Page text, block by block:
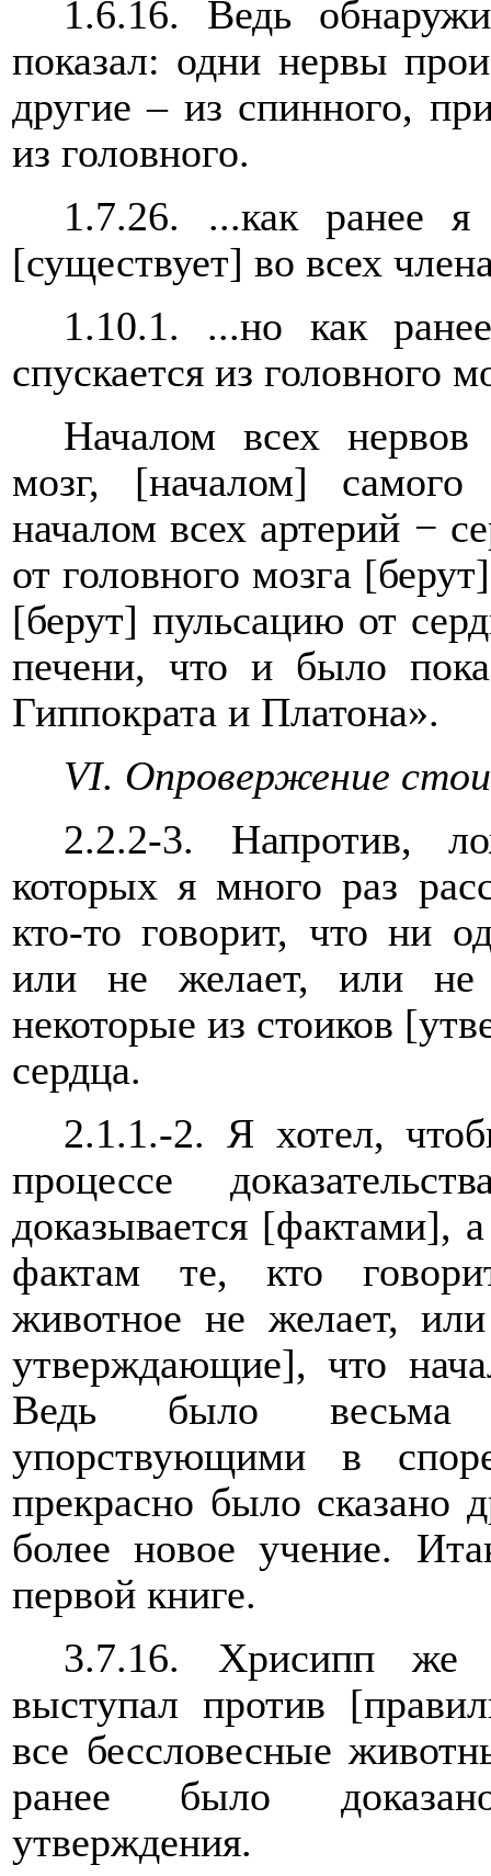
1.6.16. Ведь
показал: одни нервы
другие – из спинного,
из головного.
1.7.26. ...как ранее я
[существует] во всех
1.10.1. ...но как
спускается из головного
Началом всех нервов
мозг, [началом]
началом всех артерий −
от головного мозга
[берут] пульсацию от
печени, что и было
Гиппократа и Платона».
VI. Опровержение
2.2.2-3. Напротив,
которых я много раз
кто-то говорит, что ни
или не желает, или не
некоторые из стоиков
сердца.
2.1.1.-2. Я хотел,
процессе
доказывается [фактами],
фактам те, кто
животное не желает,
утверждающие], что
Ведь было весьма
упорствующими в
прекрасно было сказано
более новое учение.
первой книге.
3.7.16. Хрисипп же
выступал против
все бессловесные
ранее было
утверждения.